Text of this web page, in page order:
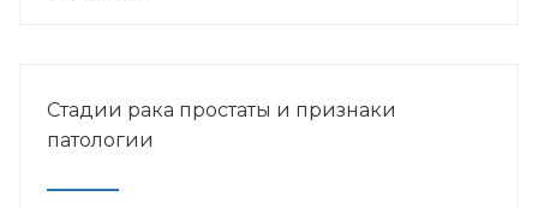
Стадии рака простаты и признаки
патологии